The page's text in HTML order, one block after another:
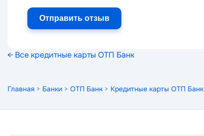
Отправить отзыв
← Все кредитные карты ОТП Банк
Главная > Банки > ОТП Банк > Кредитные карты ОТП Банк